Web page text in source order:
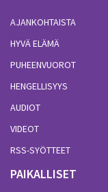
AJANKOHTAISTA
HYVÄ ELÄMÄ
PUHEENVUOROT
HENGELLISYYS
AUDIOT
VIDEOT
RSS-SYÖTTEET
PAIKALLISET